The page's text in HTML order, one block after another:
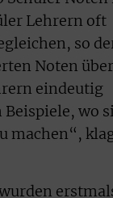
Lehrern oft
so
Noten über
eindeutig
wo
machen“,